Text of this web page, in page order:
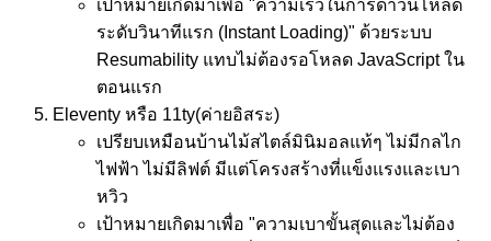
เป้าหมายเกิดมาเพื่อ "ความเร็วในการดาวน์โหลด
ระดับวินาทีแรก (Instant Loading)" ด้วยระบบ
Resumability แทบไม่ต้องรอโหลด JavaScript ใน
ตอนแรก
Eleventy หรือ 11ty(ค่ายอิสระ)
เปรียบเหมือนบ้านไม้สไตล์มินิมอลแท้ๆ ไม่มีกลไก
ไฟฟ้า ไม่มีลิฟต์ มีแต่โครงสร้างที่แข็งแรงและเบา
หวิว
เป้าหมายเกิดมาเพื่อ "ความเบาขั้นสุดและไม่ต้อง